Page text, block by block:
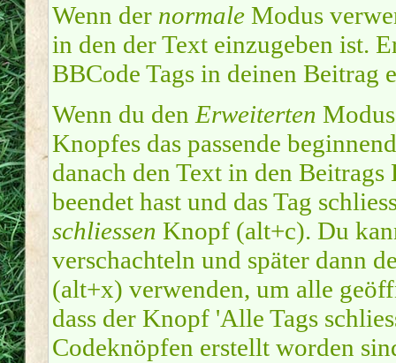
Wenn der normaleModus
in den der Text einzugeben ist.
BBCode Tags in deinen Beitrag
Wenn du den Erweiterten
Knopfes das passende
danach den Text in den
beendet hast und das Tag
schliessen Knopf (alt+c). Du
verschachteln und später dann
(alt+x) verwenden, um alle
dass der Knopf 'Alle Tags
Codeknöpfen erstellt worden